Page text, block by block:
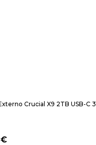
Crucial X9 2TB USB-C
€